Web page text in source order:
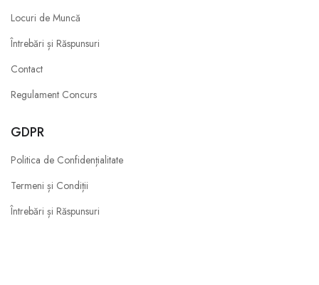
Locuri de Muncă
Întrebări și Răspunsuri
Contact
Regulament Concurs
GDPR
Politica de Confidențialitate
Termeni și Condiții
Întrebări și Răspunsuri